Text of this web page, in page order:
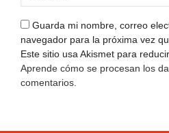
Guarda mi nombre, correo
navegador para la próxima vez
Este sitio usa Akismet para
Aprende cómo se procesan los
comentarios